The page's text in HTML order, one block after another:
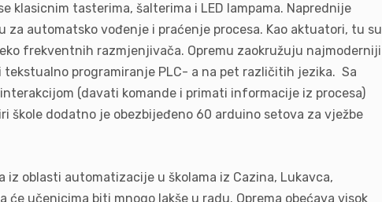
klasicnim tasterima, šalterima i LED lampama. Naprednije
za automatsko vođenje i praćenje procesa. Kao aktuatori, tu su
frekventnih razmjenjivača. Opremu zaokružuju najmoderniji
programiranje PLC- a na pet različitih jezika. Sa
(davati komande i primati informacije iz procesa)
škole dodatno je obezbijeđeno 60 arduino setova za vježbe
iz oblasti automatizacije u školama iz Cazina, Lukavca,
će učenicima biti mnogo lakše u radu. Oprema obećava visok